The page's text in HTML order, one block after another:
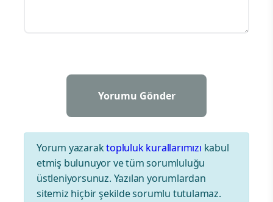
Yorum yazaraktopluluk kurallarımızı kabul
etmiş bulunuyor ve tüm sorumluluğu
üstleniyorsunuz. Yazılan yorumlardan
sitemiz hiçbir şekilde sorumlu tutulamaz.